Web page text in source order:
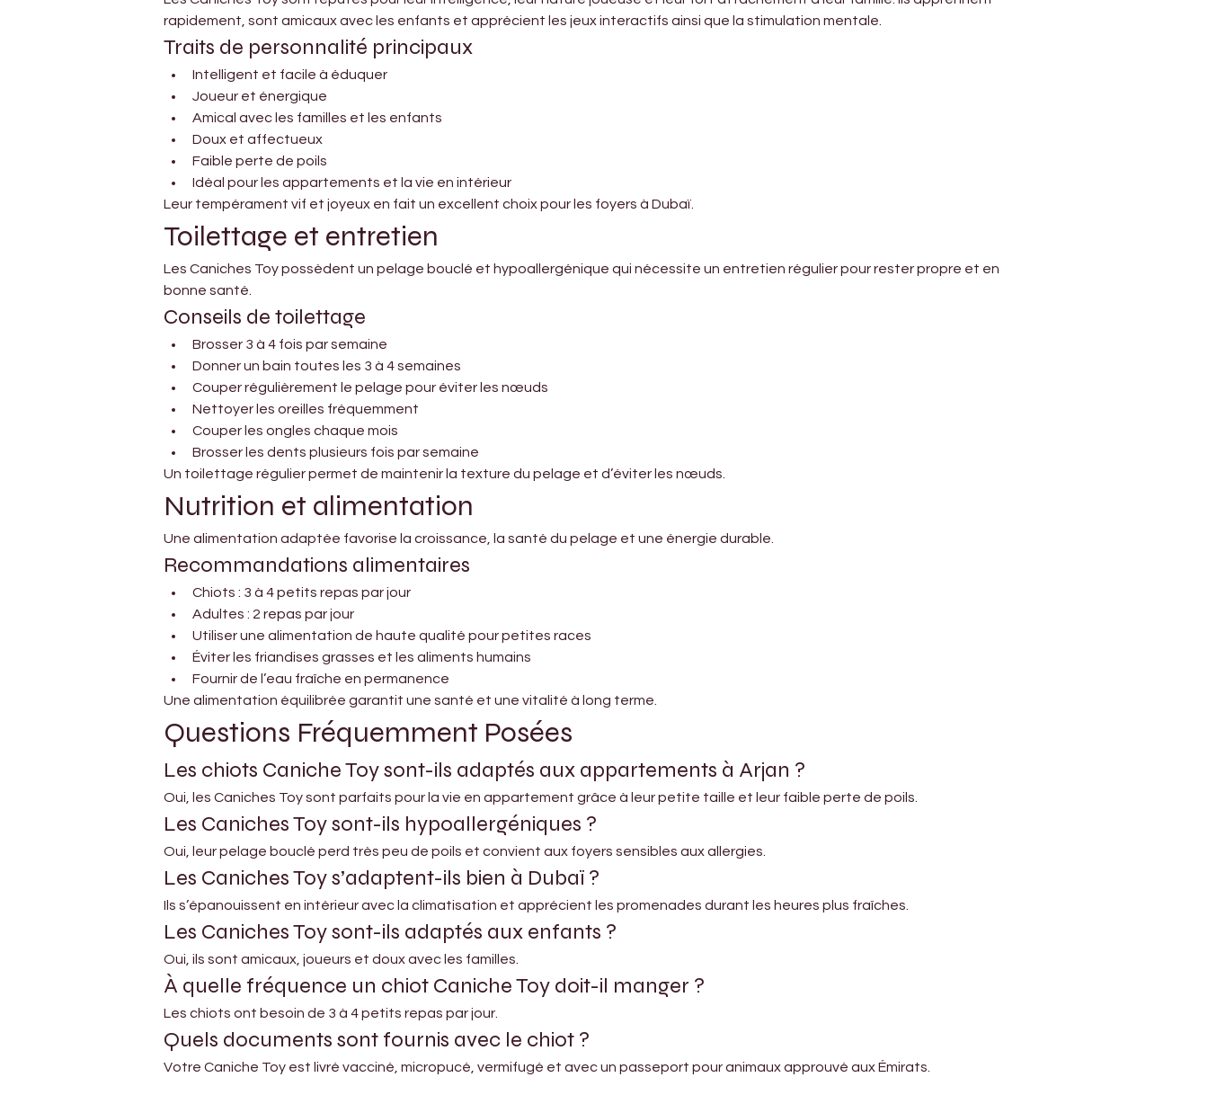
rapidement, sont amicaux avec les enfants et apprécient les jeux interactifs ainsi que la stimulation mentale.
Traits de personnalité principaux
Intelligent et facile à éduquer
Joueur et énergique
Amical avec les familles et les enfants
Doux et affectueux
Faible perte de poils
Idéal pour les appartements et la vie en intérieur
Leur tempérament vif et joyeux en fait un excellent choix pour les foyers à Dubaï.
Toilettage et entretien
Les Caniches Toy possèdent un pelage bouclé et hypoallergénique qui nécessite un entretien régulier pour rester propre et en
bonne santé.
Conseils de toilettage
Brosser 3 à 4 fois par semaine
Donner un bain toutes les 3 à 4 semaines
Couper régulièrement le pelage pour éviter les nœuds
Nettoyer les oreilles fréquemment
Couper les ongles chaque mois
Brosser les dents plusieurs fois par semaine
Un toilettage régulier permet de maintenir la texture du pelage et d’éviter les nœuds.
Nutrition et alimentation
Une alimentation adaptée favorise la croissance, la santé du pelage et une énergie durable.
Recommandations alimentaires
Chiots : 3 à 4 petits repas par jour
Adultes : 2 repas par jour
Utiliser une alimentation de haute qualité pour petites races
Éviter les friandises grasses et les aliments humains
Fournir de l’eau fraîche en permanence
Une alimentation équilibrée garantit une santé et une vitalité à long terme.
Questions Fréquemment Posées
Les chiots Caniche Toy sont-ils adaptés aux appartements à Arjan ?
Oui, les Caniches Toy sont parfaits pour la vie en appartement grâce à leur petite taille et leur faible perte de poils.
Les Caniches Toy sont-ils hypoallergéniques ?
Oui, leur pelage bouclé perd très peu de poils et convient aux foyers sensibles aux allergies.
Les Caniches Toy s’adaptent-ils bien à Dubaï ?
Ils s’épanouissent en intérieur avec la climatisation et apprécient les promenades durant les heures plus fraîches.
Les Caniches Toy sont-ils adaptés aux enfants ?
Oui, ils sont amicaux, joueurs et doux avec les familles.
À quelle fréquence un chiot Caniche Toy doit-il manger ?
Les chiots ont besoin de 3 à 4 petits repas par jour.
Quels documents sont fournis avec le chiot ?
Votre Caniche Toy est livré vacciné, micropucé, vermifugé et avec un passeport pour animaux approuvé aux Émirats.